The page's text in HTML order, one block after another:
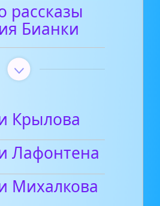
рассказы
Бианки
Крылова
Лафонтена
Михалкова